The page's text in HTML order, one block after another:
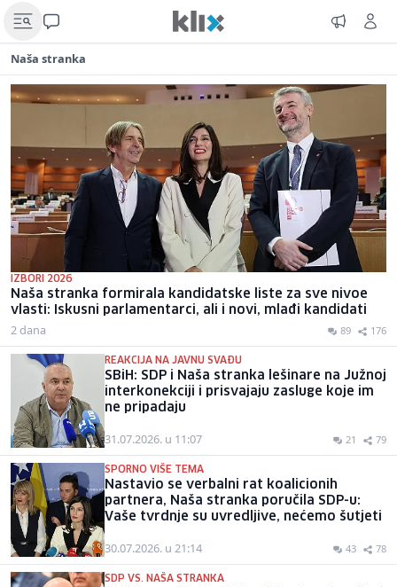
Naša stranka
IZBORI 2026
Naša stranka formirala kandidatske liste za sve nivoe
vlasti: Iskusni parlamentarci, ali i novi, mlađi kandidati
2 dana 89 176
REAKCIJA NA JAVNU SVAĐU
SBiH: SDP i Naša stranka lešinare na Južnoj
interkonekciji i prisvajaju zasluge koje im
ne pripadaju
31.07.2026. u 11:07 21 79
SPORNO VIŠE TEMA
Nastavio se verbalni rat koalicionih
partnera, Naša stranka poručila SDP-u:
Vaše tvrdnje su uvredljive, nećemo šutjeti
30.07.2026. u 21:14 43 78
SDP VS. NAŠA STRANKA